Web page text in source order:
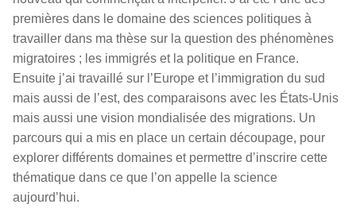
premières dans le domaine des sciences politiques à
travailler dans ma thèse sur la question des phénomènes
migratoires ; les immigrés et la politique en France.
Ensuite j’ai travaillé sur l’Europe et l’immigration du sud
mais aussi de l’est, des comparaisons avec les États-Unis
mais aussi une vision mondialisée des migrations. Un
parcours qui a mis en place un certain découpage, pour
explorer différents domaines et permettre d’inscrire cette
thématique dans ce que l’on appelle la science
aujourd’hui.